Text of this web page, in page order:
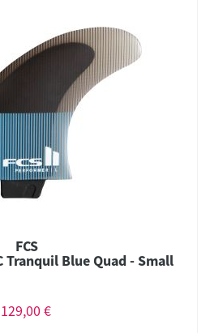
FCS
Tranquil Blue Quad - Small
129,00 €